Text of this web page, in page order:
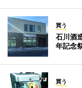
買う
石川酒
年記念
買う